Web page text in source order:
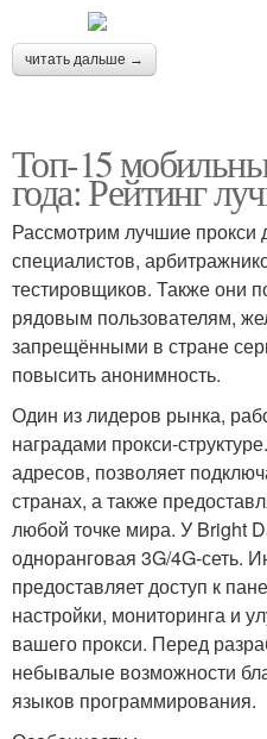
читать дальше →
Топ-15
года: Рейтинг
Рассмотрим лучшие прокси
специалистов,
тестировщиков. Также они
рядовым пользователям,
запрещёнными в стране
повысить анонимность.
Один из лидеров рынка,
наградами прокси-
адресов, позволяет
странах, а также
любой точке мира. У Bright
одноранговая 3G/4G-сеть.
предоставляет доступ к
настройки, мониторинга и
вашего прокси. Перед
небывалые возможности
языков программирования.